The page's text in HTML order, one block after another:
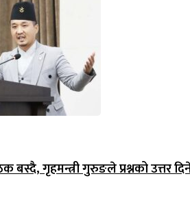
बस्दै, गृहमन्त्री गुरुङले प्रश्नको उत्तर